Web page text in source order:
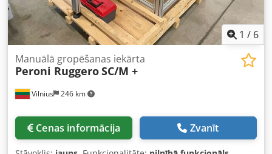
1 / 6
Vilnius 246 km
Manuālā gropēšanas iekārta
Peroni RuggeroSC/M +
Cenas informācija Zvanīt